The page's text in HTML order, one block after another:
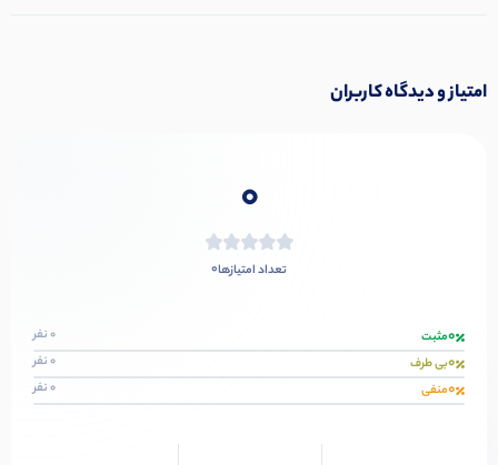
امتیاز و دیدگاه کاربران
0
تعداد امتیازها0
0مثبت 0 نفر
0بی طرف 0 نفر
0منفی 0 نفر